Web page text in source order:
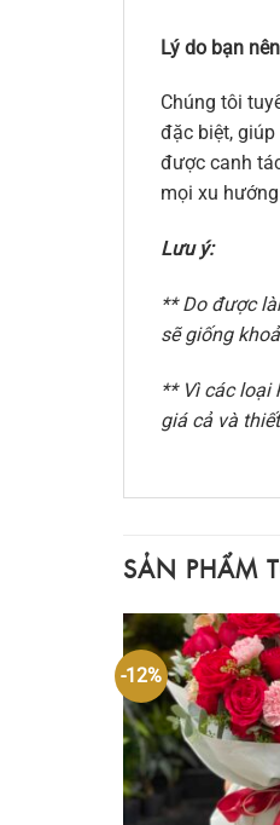
Lý do bạn
Chúng tôi
đặc biệt,
được canh
mọi xu
Lưu ý:
** Do được
sẽ giống
** Vì các loại
giá cả và
SẢN PHẨM
-12%